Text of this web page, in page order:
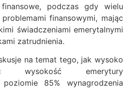
podczas gdy wielu
finansowymi, mając
świadczeniami emerytalnymi
zatrudnienia.
na temat tego, jak wysoko
wysokość emerytury
85% wynagrodzenia